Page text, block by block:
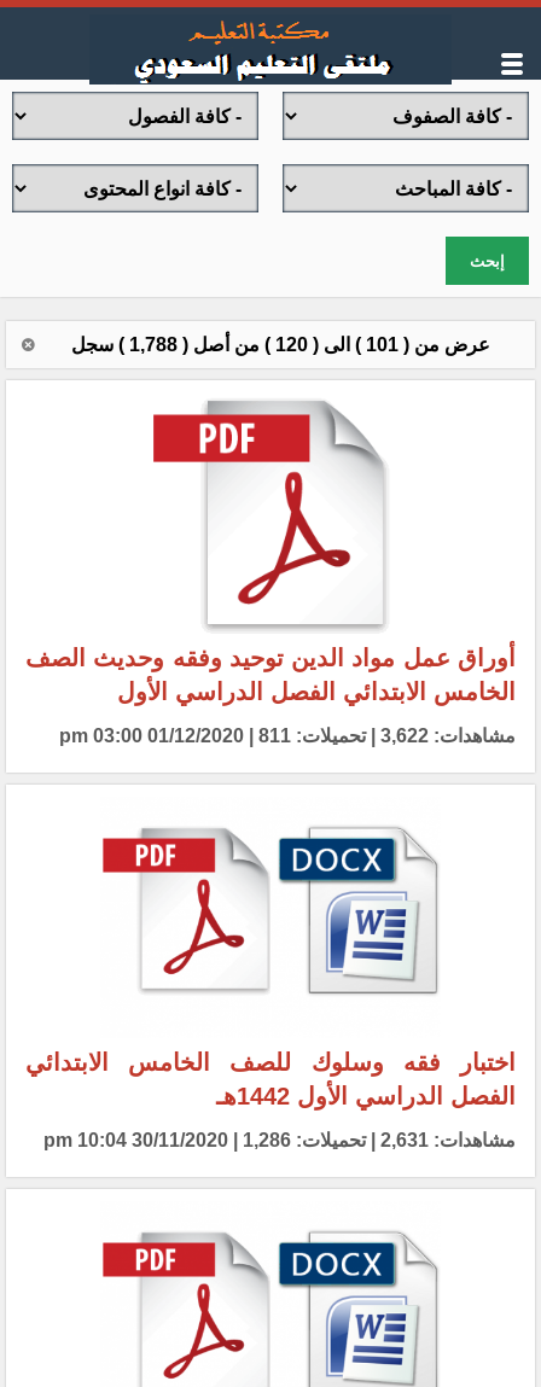
إبحث
عرض من ( 101 ) الى ( 120 ) من أصل ( 1,788 ) سجل
أوراق عمل مواد الدين توحيد وفقه وحديث الصف
الخامس الابتدائي الفصل الدراسي الأول
مشاهدات: 3,622 | تحميلات: 811 | 01/12/2020 03:00 pm
اختبار فقه وسلوك للصف الخامس الابتدائي
الفصل الدراسي الأول 1442هـ
مشاهدات: 2,631 | تحميلات: 1,286 | 30/11/2020 10:04 pm